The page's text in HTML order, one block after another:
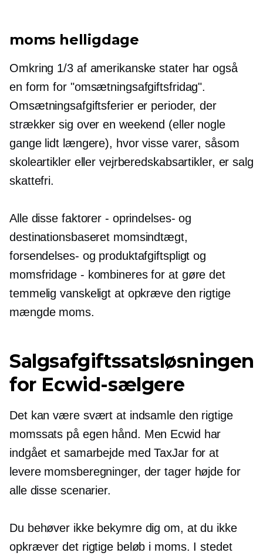
moms helligdage
Omkring 1/3 af amerikanske stater har også
en form for "omsætningsafgiftsfridag".
Omsætningsafgiftsferier er perioder, der
strækker sig over en weekend (eller nogle
gange lidt længere), hvor visse varer, såsom
skoleartikler eller vejrberedskabsartikler, er salg
skattefri.
Alle disse faktorer - oprindelses- og
destinationsbaseret momsindtægt,
forsendelses- og produktafgiftspligt og
momsfridage - kombineres for at gøre det
temmelig vanskeligt at opkræve den rigtige
mængde moms.
Salgsafgiftssatsløsningen
for Ecwid-sælgere
Det kan være svært at indsamle den rigtige
momssats på egen hånd. Men Ecwid har
indgået et samarbejde med TaxJar for at
levere momsberegninger, der tager højde for
alle disse scenarier.
Du behøver ikke bekymre dig om, at du ikke
opkræver det rigtige beløb i moms. I stedet